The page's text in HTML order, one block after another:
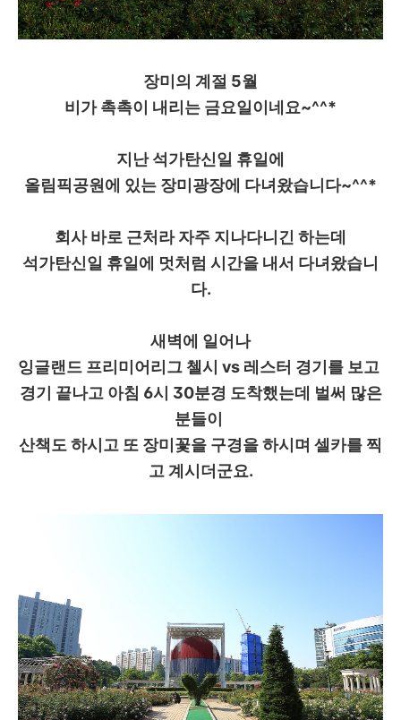
장미의 계절 5월
비가 촉촉이 내리는 금요일이네요~^^*
지난 석가탄신일 휴일에
올림픽공원에 있는 장미광장에 다녀왔습니다~^^*
회사 바로 근처라 자주 지나다니긴 하는데
석가탄신일 휴일에 멋처럼 시간을 내서 다녀왔습니
다.
새벽에 일어나
잉글랜드 프리미어리그 첼시 vs 레스터 경기를 보고
경기 끝나고 아침 6시 30분경 도착했는데 벌써 많은
분들이
산책도 하시고 또 장미꽃을 구경을 하시며 셀카를 찍
고 계시더군요.